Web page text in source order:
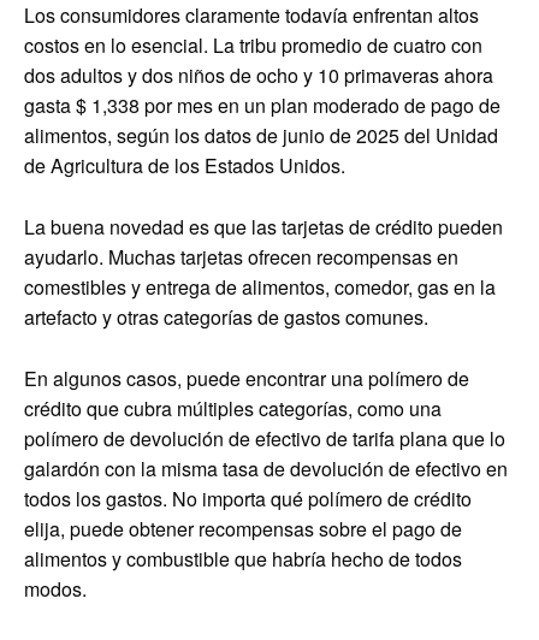
Los consumidores claramente todavía enfrentan altos
costos en lo esencial. La tribu promedio de cuatro con
dos adultos y dos niños de ocho y 10 primaveras ahora
gasta $ 1,338 por mes en un plan moderado de pago de
alimentos, según los datos de junio de 2025 del Unidad
de Agricultura de los Estados Unidos.
La buena novedad es que las tarjetas de crédito pueden
ayudarlo. Muchas tarjetas ofrecen recompensas en
comestibles y entrega de alimentos, comedor, gas en la
artefacto y otras categorías de gastos comunes.
En algunos casos, puede encontrar una polímero de
crédito que cubra múltiples categorías, como una
polímero de devolución de efectivo de tarifa plana que lo
galardón con la misma tasa de devolución de efectivo en
todos los gastos. No importa qué polímero de crédito
elija, puede obtener recompensas sobre el pago de
alimentos y combustible que habría hecho de todos
modos.